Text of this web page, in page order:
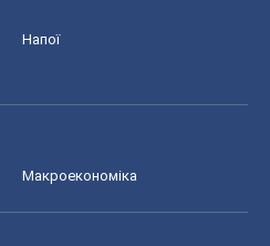
Напої
Макроекономіка